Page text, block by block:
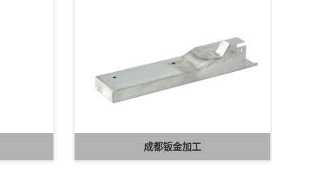
成都钣金加工